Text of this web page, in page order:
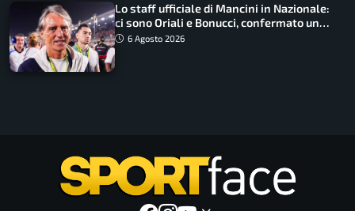
Lo staff ufficiale di Mancini in Nazionale:
ci sono Oriali e Bonucci, confermato un
ritorno
6 Agosto 2026